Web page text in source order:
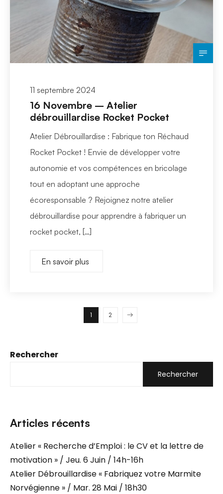
Rechercher
Rechercher
Articles récents
Atelier « Recherche d’Emploi : le CV et la lettre de
motivation » / Jeu. 6 Juin / 14h-16h
Atelier Débrouillardise « Fabriquez votre Marmite
Norvégienne » / Mar. 28 Mai / 18h30
11 septembre 2024
16 Novembre – Atelier
débrouillardise Rocket Pocket
Atelier Débrouillardise : Fabrique ton Réchaud
Rocket Pocket ! Envie de développer votre
autonomie et vos compétences en bricolage
tout en adoptant une approche
écoresponsable ? Rejoignez notre atelier
débrouillardise pour apprendre à fabriquer un
rocket pocket, […]
En savoir plus
1 2